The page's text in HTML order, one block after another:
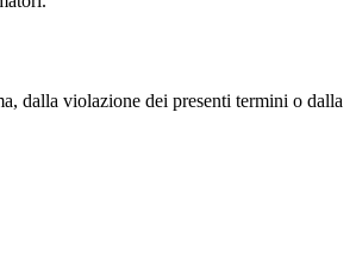
dalla violazione dei presenti termini o dalla